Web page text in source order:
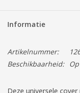
Informatie
Artikelnummer:
Beschikbaarheid:
Deze universele